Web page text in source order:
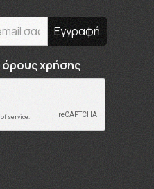
όρους χρήσης